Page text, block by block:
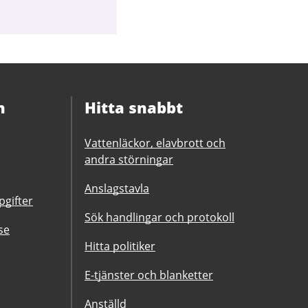
Hitta snabbt
Vattenläckor, elavbrott och
andra störningar
Anslagstavla
Sök handlingar och protokoll
Hitta politiker
E-tjänster och blanketter
Anställd